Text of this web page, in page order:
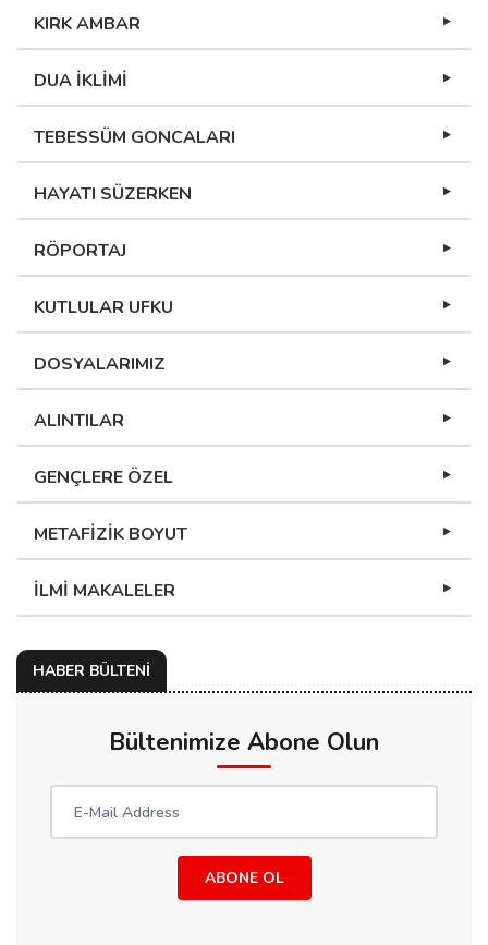
KIRK AMBAR
DUA İKLİMİ
TEBESSÜM GONCALARI
HAYATI SÜZERKEN
RÖPORTAJ
KUTLULAR UFKU
DOSYALARIMIZ
ALINTILAR
GENÇLERE ÖZEL
METAFİZİK BOYUT
İLMİ MAKALELER
HABER BÜLTENİ
Bültenimize Abone Olun
ABONE OL